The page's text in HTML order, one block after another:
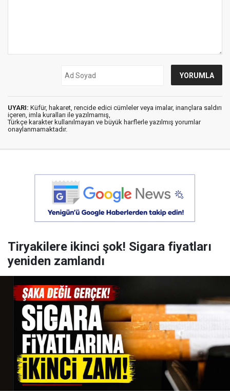
UYARI: Küfür, hakaret, rencide edici cümleler veya imalar, inançlara saldırı
içeren, imla kuralları ile yazılmamış,
Türkçe karakter kullanılmayan ve büyük harflerle yazılmış yorumlar
onaylanmamaktadır.
Tiryakilere ikinci şok! Sigara fiyatları
yeniden zamlandı